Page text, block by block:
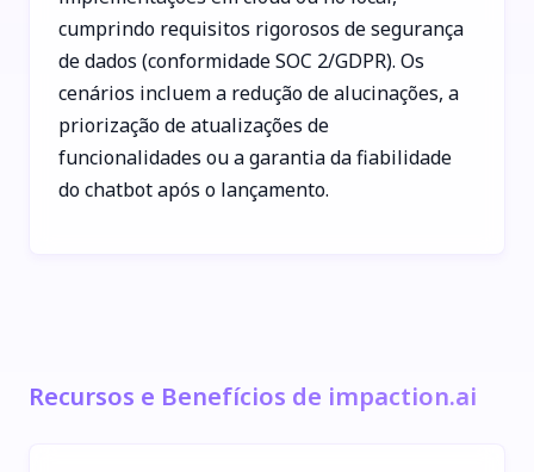
cumprindo requisitos rigorosos de segurança
de dados (conformidade SOC 2/GDPR). Os
cenários incluem a redução de alucinações, a
priorização de atualizações de
funcionalidades ou a garantia da fiabilidade
do chatbot após o lançamento.
Recursos e Benefícios de impaction.ai